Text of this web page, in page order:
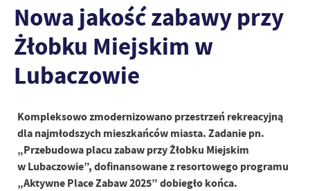
Nowa jakość zabawy przy
Żłobku Miejskim w
Lubaczowie
Kompleksowo zmodernizowano przestrzeń rekreacyjną
dla najmłodszych mieszkańców miasta. Zadanie pn.
„Przebudowa placu zabaw przy Żłobku Miejskim
w Lubaczowie”, dofinansowane z resortowego programu
„Aktywne Place Zabaw 2025” dobiegło końca.